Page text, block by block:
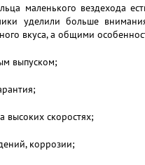
маленького вездехода
уделили больше
вкуса, а общими
выпуском;
высоких скоростях;
коррозии;